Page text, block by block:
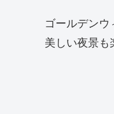
ゴールデン
美しい夜景も